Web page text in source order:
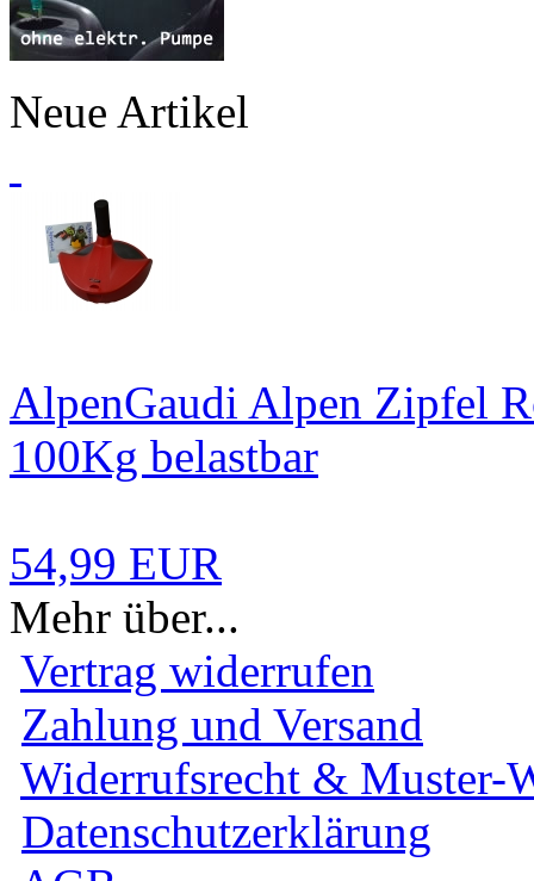
Neue Artikel
AlpenGaudi Alpen Zipfel
100Kg belastbar
54,99 EUR
Mehr über...
Vertrag widerrufen
Zahlung und Versand
Widerrufsrecht & Muster-
Datenschutzerklärung